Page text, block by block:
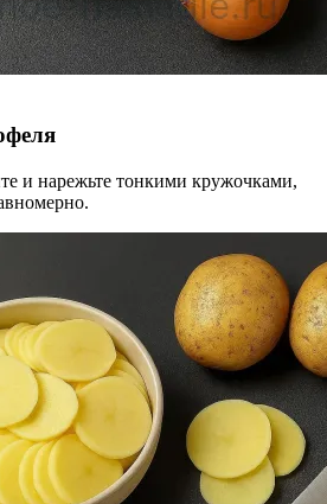
и нарежьте тонкими кружочками,